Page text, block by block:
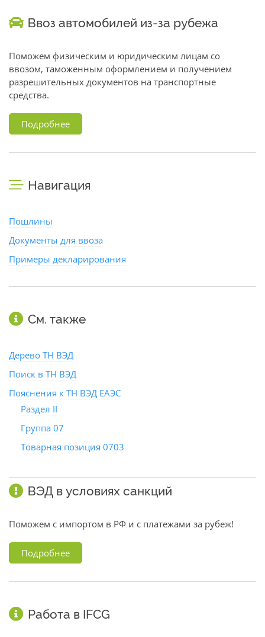
Ввоз автомобилей из-за рубежа
Поможем физическим и юридическим лицам со
ввозом, таможенным оформлением и получением
разрешительных документов на транспортные
средства.
Подробнее
Навигация
Пошлины
Документы для ввоза
Примеры декларирования
См. также
Дерево ТН ВЭД
Поиск в ТН ВЭД
Пояснения к ТН ВЭД ЕАЭС
Раздел II
Группа 07
Товарная позиция 0703
ВЭД в условиях санкций
Поможем с импортом в РФ и с платежами за рубеж!
Подробнее
Работа в IFCG